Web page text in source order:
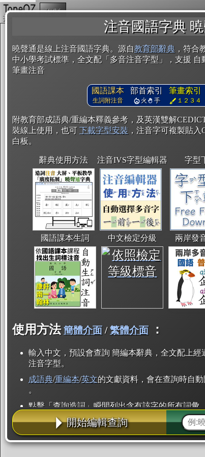
注音國語字典
曉聲通是線上注音國語字典。源自教育部辭典 ，符合
中小學考試標準，全文配「多音注音字型」，支援
筆畫注音
國語課本
生詞附注音
部首索引
火 手
筆畫索引
１２３４
附教育部成語典/重編本釋義參考，及英漢雙解
裝線上使用，也可 下載字型安裝 ，注音字可複製貼
白板。
辭典使用方法 注音IVS字型編輯器 字型
國語課本生詞 中文檢定分級 兩岸發
使用方法 簡體介面/繁體介面 ：
輸入中文，預設會查詢 簡編本辭典，全文配上經
注音字型。
成語典/重編本/英文的文獻資料，會在查詢時自
。
點擊「查詢造詞」瞬間列出含有該字的所有詞彙。
點「部首」瞬間列出所有「同部首字」。也支援
辭典解釋的全文都經過自動斷詞，點擊便可瞬間
用手動重複輸入。
開始編輯查詢
複製